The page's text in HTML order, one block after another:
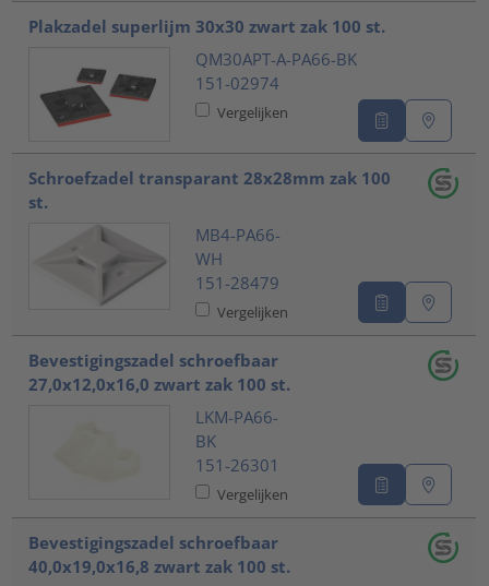
Plakzadel superlijm 30x30 zwart zak 100 st.
QM30APT-A-PA66-BK
151-02974
Vergelijken
Schroefzadel transparant 28x28mm zak 100
st.
MB4-PA66-
WH
151-28479
Vergelijken
Bevestigingszadel schroefbaar
27,0x12,0x16,0 zwart zak 100 st.
LKM-PA66-
BK
151-26301
Vergelijken
Bevestigingszadel schroefbaar
40,0x19,0x16,8 zwart zak 100 st.